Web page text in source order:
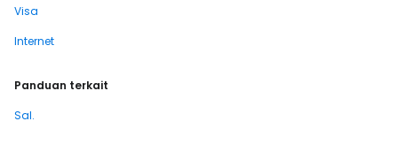
Visa
Internet
Panduan terkait
Sal.